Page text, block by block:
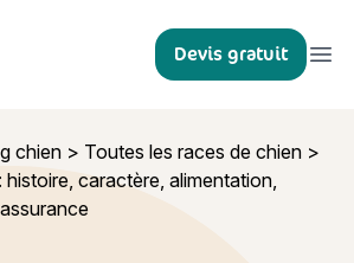
Devis gratuit
chien > Toutes les races de chien >
histoire, caractère, alimentation,